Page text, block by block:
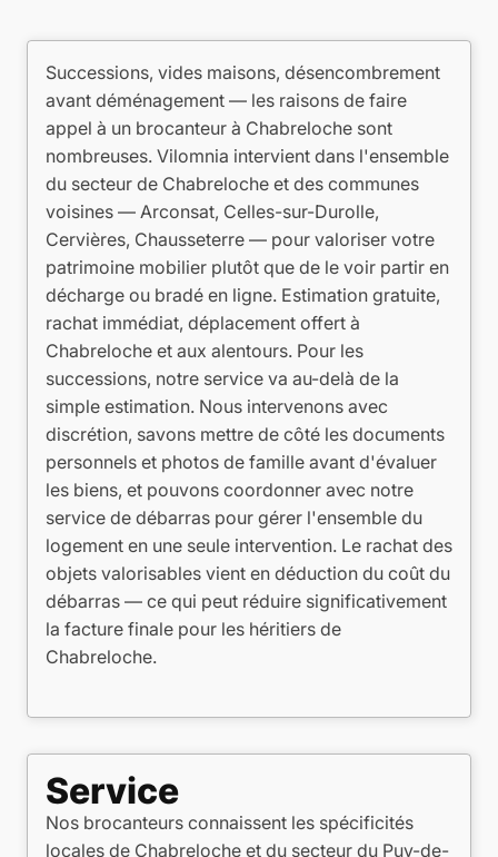
Successions, vides maisons, désencombrement
avant déménagement — les raisons de faire
appel à un brocanteur à Chabreloche sont
nombreuses. Vilomnia intervient dans l'ensemble
du secteur de Chabreloche et des communes
voisines — Arconsat, Celles-sur-Durolle,
Cervières, Chausseterre — pour valoriser votre
patrimoine mobilier plutôt que de le voir partir en
décharge ou bradé en ligne. Estimation gratuite,
rachat immédiat, déplacement offert à
Chabreloche et aux alentours. Pour les
successions, notre service va au-delà de la
simple estimation. Nous intervenons avec
discrétion, savons mettre de côté les documents
personnels et photos de famille avant d'évaluer
les biens, et pouvons coordonner avec notre
service de débarras pour gérer l'ensemble du
logement en une seule intervention. Le rachat des
objets valorisables vient en déduction du coût du
débarras — ce qui peut réduire significativement
la facture finale pour les héritiers de
Chabreloche.
Service
Nos brocanteurs connaissent les spécificités
locales de Chabreloche et du secteur du Puy-de-